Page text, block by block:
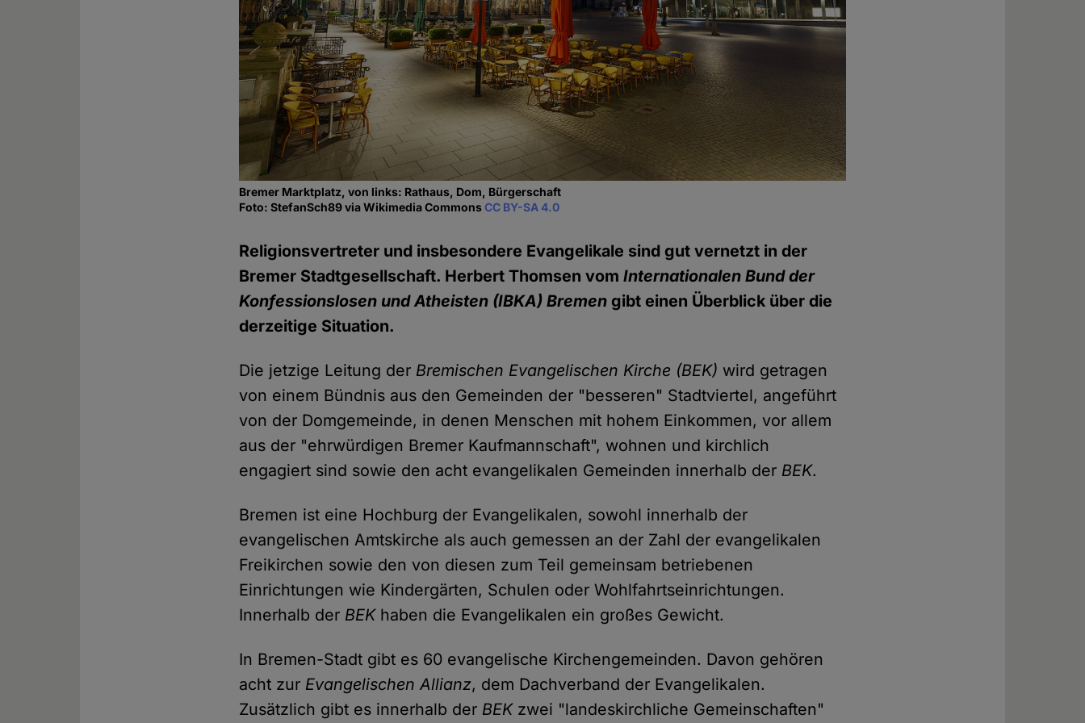
Bremer Marktplatz, von links: Rathaus, Dom, Bürgerschaft
Foto: StefanSch89 via Wikimedia CommonsCC BY-SA 4.0
Religionsvertreter und insbesondere Evangelikale sind gut vernetzt in der
Bremer Stadtgesellschaft. Herbert Thomsen vomInternationalen Bund der
Konfessionslosen und Atheisten (IBKA) Bremen gibt einen Überblick über die
derzeitige Situation.
Die jetzige Leitung der Bremischen Evangelischen Kirche (BEK) wird getragen
von einem Bündnis aus den Gemeinden der "besseren" Stadtviertel, angeführt
von der Domgemeinde, in denen Menschen mit hohem Einkommen, vor allem
aus der "ehrwürdigen Bremer Kaufmannschaft", wohnen und kirchlich
engagiert sind sowie den acht evangelikalen Gemeinden innerhalb der BEK.
Bremen ist eine Hochburg der Evangelikalen, sowohl innerhalb der
evangelischen Amtskirche als auch gemessen an der Zahl der evangelikalen
Freikirchen sowie den von diesen zum Teil gemeinsam betriebenen
Einrichtungen wie Kindergärten, Schulen oder Wohlfahrtseinrichtungen.
Innerhalb der BEKhaben die Evangelikalen ein großes Gewicht.
In Bremen-Stadt gibt es 60 evangelische Kirchengemeinden. Davon gehören
acht zur Evangelischen Allianz, dem Dachverband der Evangelikalen.
Zusätzlich gibt es innerhalb der BEKzwei "landeskirchliche Gemeinschaften"